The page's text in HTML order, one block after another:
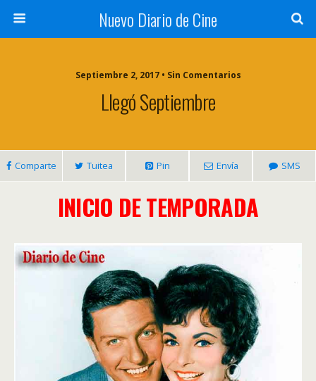
Nuevo Diario de Cine
Septiembre 2, 2017 • Sin Comentarios
Llegó Septiembre
Comparte Tuitea Pin Envía SMS
INICIO DE TEMPORADA